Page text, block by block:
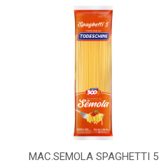
MAC.SEMOLA SPAGHETTI 5